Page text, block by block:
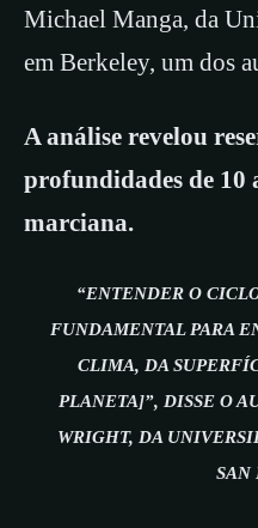
Michael Manga, da
em Berkeley, um dos
A análise revelou
profundidades de 10
marciana.
“ENTENDER O
FUNDAMENTAL PARA
CLIMA, DA
PLANETA]”, DISSE O
WRIGHT, DA
SAN